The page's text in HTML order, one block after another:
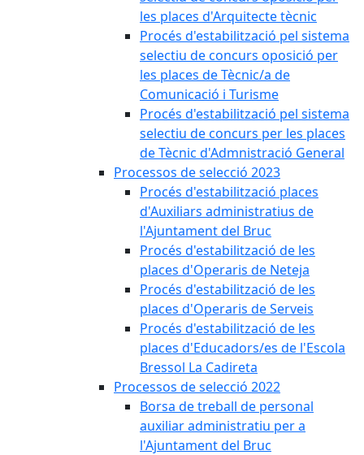
les places d'Arquitecte tècnic
Procés d'estabilització pel sistema
selectiu de concurs oposició per
les places de Tècnic/a de
Comunicació i Turisme
Procés d'estabilització pel sistema
selectiu de concurs per les places
de Tècnic d'Admnistració General
Processos de selecció 2023
Procés d'estabilització places
d'Auxiliars administratius de
l'Ajuntament del Bruc
Procés d'estabilització de les
places d'Operaris de Neteja
Procés d'estabilització de les
places d'Operaris de Serveis
Procés d'estabilització de les
places d'Educadors/es de l'Escola
Bressol La Cadireta
Processos de selecció 2022
Borsa de treball de personal
auxiliar administratiu per a
l'Ajuntament del Bruc